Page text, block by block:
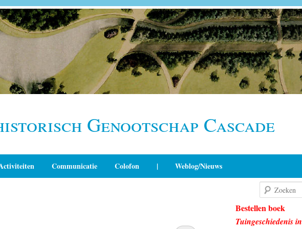
Genootschap Cascade
Communicatie Colofon | Weblog/Nieuws
Bestellen boek
Tuingeschiedenis in